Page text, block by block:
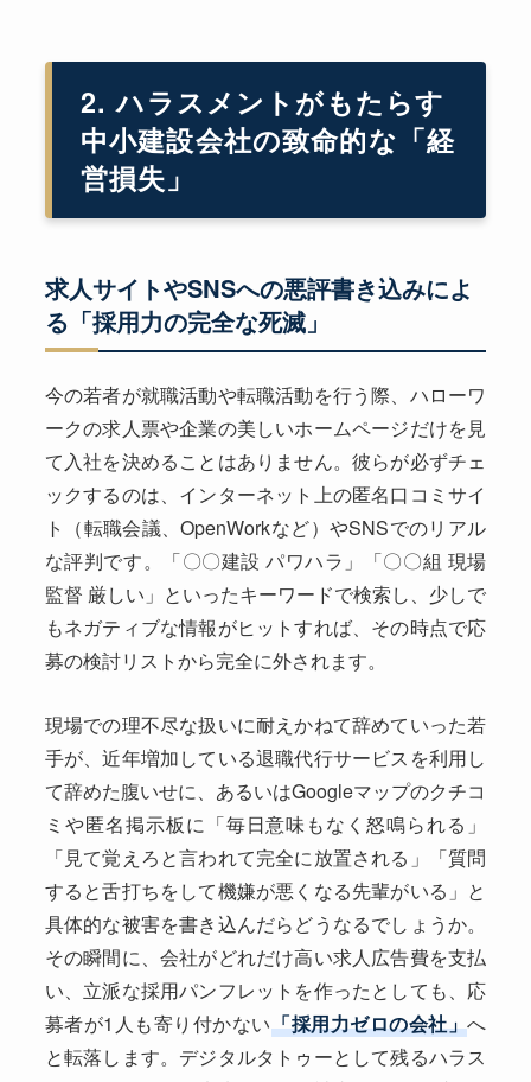
2. ハラスメントがもたらす
中小建設会社の致命的な「経
営損失」
求人サイトやSNSへの悪評書き込みによ
る「採用力の完全な死滅」
今の若者が就職活動や転職活動を行う際、ハローワ
ークの求人票や企業の美しいホームページだけを見
て入社を決めることはありません。彼らが必ずチェ
ックするのは、インターネット上の匿名口コミサイ
ト（転職会議、OpenWorkなど）やSNSでのリアル
な評判です。「〇〇建設 パワハラ」「〇〇組 現場
監督 厳しい」といったキーワードで検索し、少しで
もネガティブな情報がヒットすれば、その時点で応
募の検討リストから完全に外されます。
現場での理不尽な扱いに耐えかねて辞めていった若
手が、近年増加している退職代行サービスを利用し
て辞めた腹いせに、あるいはGoogleマップのクチコ
ミや匿名掲示板に「毎日意味もなく怒鳴られる」
「見て覚えろと言われて完全に放置される」「質問
すると舌打ちをして機嫌が悪くなる先輩がいる」と
具体的な被害を書き込んだらどうなるでしょうか。
その瞬間に、会社がどれだけ高い求人広告費を支払
い、立派な採用パンフレットを作ったとしても、応
募者が1人も寄り付かない「採用力ゼロの会社」へ
と転落します。デジタルタトゥーとして残るハラス